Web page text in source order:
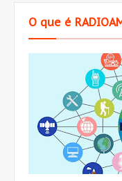
O que é